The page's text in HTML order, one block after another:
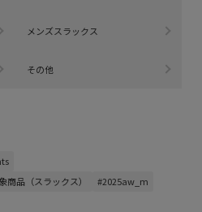
メンズスラックス
その他
品（スラックス）
#2025aw_m